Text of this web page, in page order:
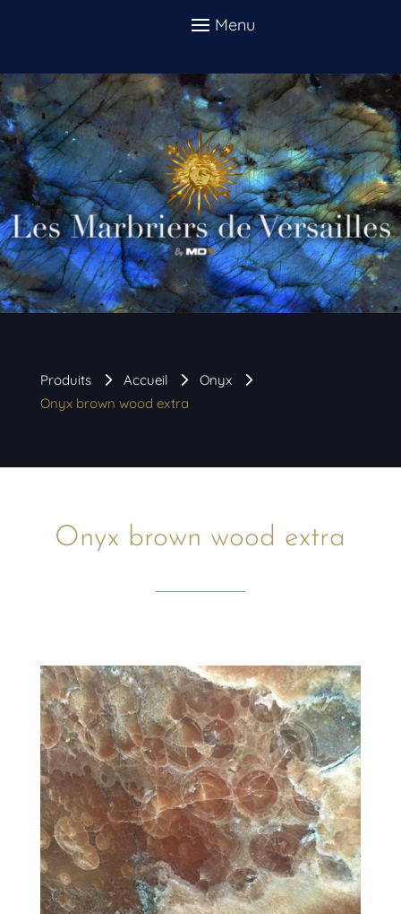
Produits Accueil
Onyx
Onyx brown wood extra
Onyx brown wood extra